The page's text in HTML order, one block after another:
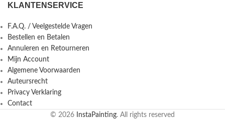
KLANTENSERVICE
F.A.Q. / Veelgestelde Vragen
Bestellen en Betalen
Annuleren en Retourneren
Mijn Account
Algemene Voorwaarden
Auteursrecht
Privacy Verklaring
Contact
© 2026
InstaPainting. All rights reserved